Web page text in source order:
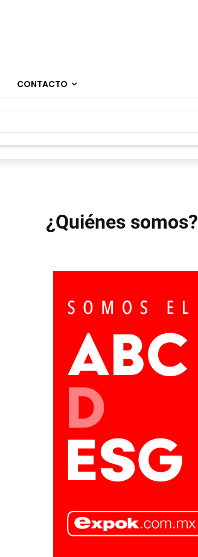
CONTACTO
¿Quiénes somos?